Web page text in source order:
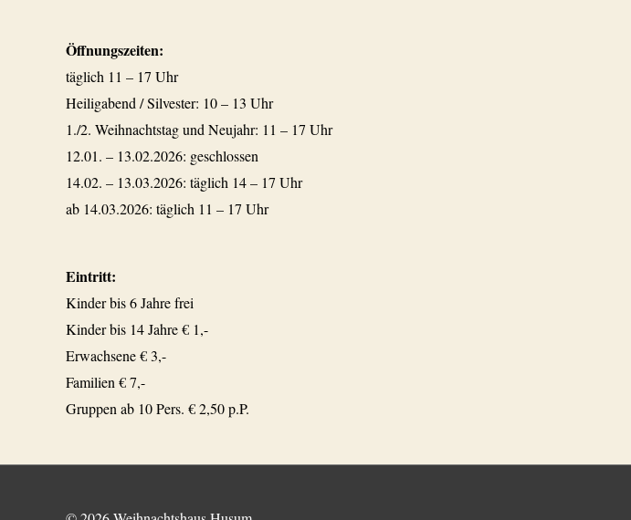
Öffnungszeiten:
täglich 11 – 17 Uhr
Heiligabend / Silvester: 10 – 13 Uhr
1./2. Weihnachtstag und Neujahr: 11 – 17 Uhr
12.01. – 13.02.2026: geschlossen
14.02. – 13.03.2026: täglich 14 – 17 Uhr
ab 14.03.2026: täglich 11 – 17 Uhr
Eintritt:
Kinder bis 6 Jahre frei
Kinder bis 14 Jahre € 1,-
Erwachsene € 3,-
Familien € 7,-
Gruppen ab 10 Pers. € 2,50 p.P.